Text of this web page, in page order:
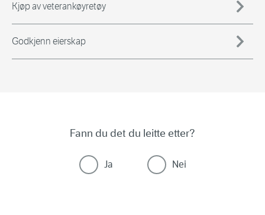
Kjøp av veterankøyretøy
Godkjenn eierskap
Fann du det du leitte etter?
Ja Nei